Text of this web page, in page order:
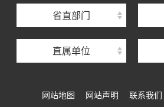
省直部门
直属单位
湖北省住房保障中心
湖北省建设工程质量安全监督总站
湖北省建设工程标准定额管理总站
湖北省住建厅执业资格注册中心
网站地图 网站声明 联系我们